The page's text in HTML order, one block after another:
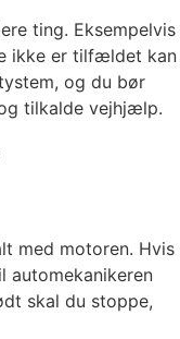
ting. Eksempelvis
ikke er tilfældet kan
og du bør
tilkalde vejhjælp.
med motoren. Hvis
automekanikeren
skal du stoppe,